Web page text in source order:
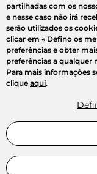
partilhadas com os
e nesse caso não irá
serão utilizados os
clicar em « Defino os
preferências e obter
preferências a qualquer
Para mais informações
clique aqui.